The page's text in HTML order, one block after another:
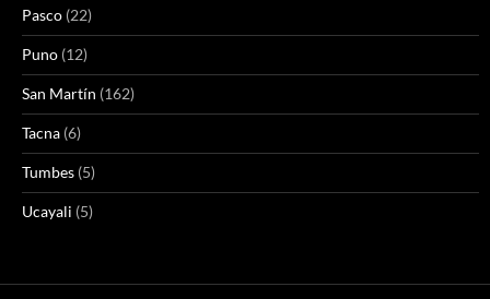
Pasco (22)
Puno (12)
San Martín (162)
Tacna (6)
Tumbes (5)
Ucayali (5)